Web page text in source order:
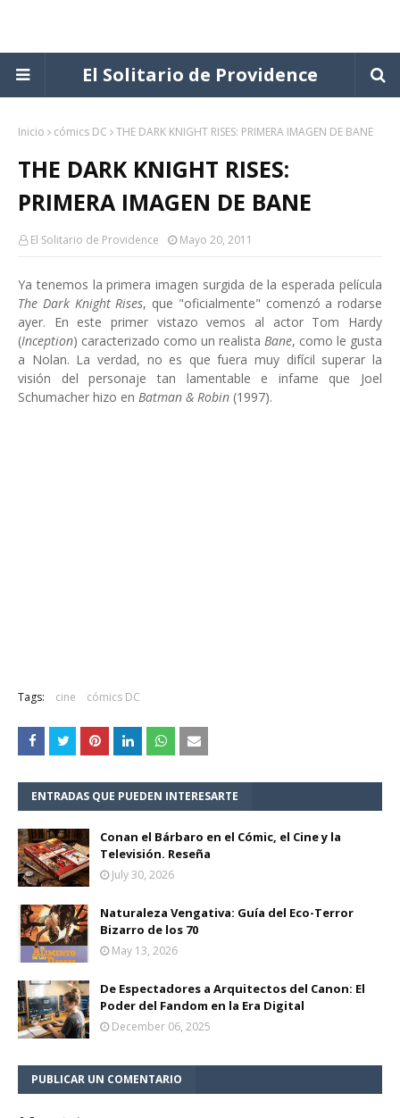
El Solitario de Providence
Inicio cómics DC THE DARK KNIGHT RISES: PRIMERA IMAGEN DE BANE
THE DARK KNIGHT RISES:
PRIMERA IMAGEN DE BANE
El Solitario de Providence Mayo 20, 2011
Ya tenemos la primera imagen surgida de la esperada película
The Dark Knight Rises, que "oficialmente" comenzó a rodarse
ayer. En este primer vistazo vemos al actor Tom Hardy
(Inception) caracterizado como un realista Bane, como le gusta
a Nolan. La verdad, no es que fuera muy difícil superar la
visión del personaje tan lamentable e infame que Joel
Schumacher hizo en Batman & Robin (1997).
Tags: cine cómics DC
ENTRADAS QUE PUEDEN INTERESARTE
Conan el Bárbaro en el Cómic, el Cine y la
Televisión. Reseña
July 30, 2026
Naturaleza Vengativa: Guía del Eco-Terror
Bizarro de los 70
May 13, 2026
De Espectadores a Arquitectos del Canon: El
Poder del Fandom en la Era Digital
December 06, 2025
PUBLICAR UN COMENTARIO